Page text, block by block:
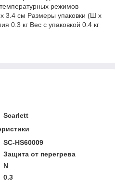
режимов
3.4 см Размеры упаковки (Ш х
0.3 кг Вес с упаковкой 0.4 кг
Scarlett
SC-HS60009
Защита от перегрева
N
0.3